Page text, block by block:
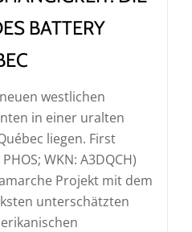
BATTERY
westlichen
in einer uralten
liegen. First
WKN: A3DQCH)
Projekt mit dem
unterschätzten